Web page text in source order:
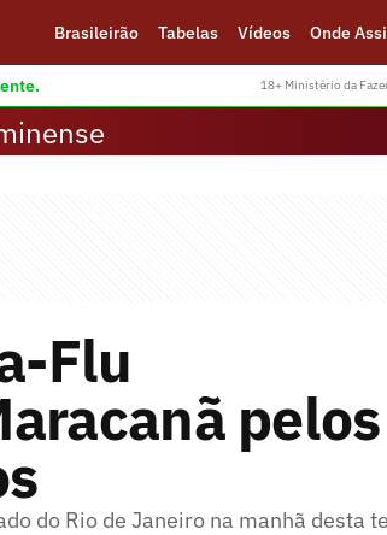
Brasileirão Tabelas Vídeos Onde
18+ Ministério da
Flu
pelos
do Rio de Janeiro na manhã desta